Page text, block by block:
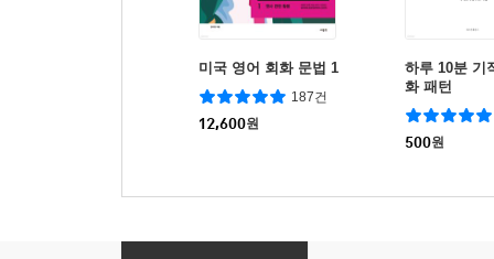
미국 영어 회화 문법 1
187건
12,600원
하루 10분 기
화 패턴
500원